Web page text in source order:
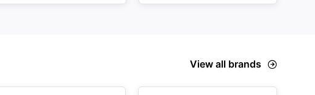
View all brands